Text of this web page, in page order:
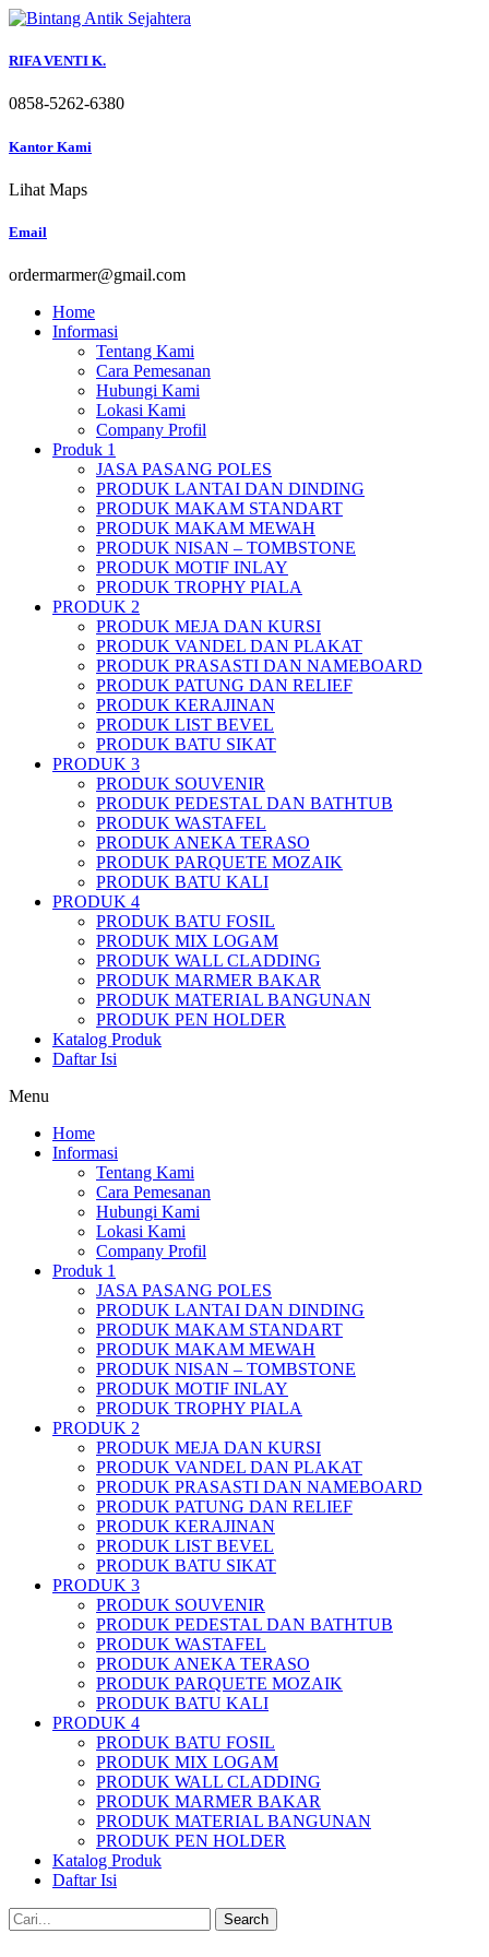
Skip
content
RIFA VENTI K.
0858-5262-6380
Kantor Kami
Lihat Maps
Email
ordermarmer@gmail.com
Home
Informasi
Tentang Kami
Cara Pemesanan
Hubungi Kami
Lokasi Kami
Company Profil
Produk 1
JASA PASANG POLES
PRODUK LANTAI DAN DINDING
PRODUK MAKAM STANDART
PRODUK MAKAM MEWAH
PRODUK NISAN – TOMBSTONE
PRODUK MOTIF INLAY
PRODUK TROPHY PIALA
PRODUK 2
PRODUK MEJA DAN KURSI
PRODUK VANDEL DAN PLAKAT
PRODUK PRASASTI DAN NAMEBOARD
PRODUK PATUNG DAN RELIEF
PRODUK KERAJINAN
PRODUK LIST BEVEL
PRODUK BATU SIKAT
PRODUK 3
PRODUK SOUVENIR
PRODUK PEDESTAL DAN BATHTUB
PRODUK WASTAFEL
PRODUK ANEKA TERASO
PRODUK PARQUETE MOZAIK
PRODUK BATU KALI
PRODUK 4
PRODUK BATU FOSIL
PRODUK MIX LOGAM
PRODUK WALL CLADDING
PRODUK MARMER BAKAR
PRODUK MATERIAL BANGUNAN
PRODUK PEN HOLDER
Katalog Produk
Daftar Isi
Menu
Home
Informasi
Tentang Kami
Cara Pemesanan
Hubungi Kami
Lokasi Kami
Company Profil
Produk 1
JASA PASANG POLES
PRODUK LANTAI DAN DINDING
PRODUK MAKAM STANDART
PRODUK MAKAM MEWAH
PRODUK NISAN – TOMBSTONE
PRODUK MOTIF INLAY
PRODUK TROPHY PIALA
PRODUK 2
PRODUK MEJA DAN KURSI
PRODUK VANDEL DAN PLAKAT
PRODUK PRASASTI DAN NAMEBOARD
PRODUK PATUNG DAN RELIEF
PRODUK KERAJINAN
PRODUK LIST BEVEL
PRODUK BATU SIKAT
PRODUK 3
PRODUK SOUVENIR
PRODUK PEDESTAL DAN BATHTUB
PRODUK WASTAFEL
PRODUK ANEKA TERASO
PRODUK PARQUETE MOZAIK
PRODUK BATU KALI
PRODUK 4
PRODUK BATU FOSIL
PRODUK MIX LOGAM
PRODUK WALL CLADDING
PRODUK MARMER BAKAR
PRODUK MATERIAL BANGUNAN
PRODUK PEN HOLDER
Katalog Produk
Daftar Isi
Search